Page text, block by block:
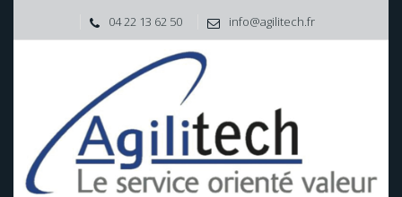
04 22 13 62 50 info@agilitech.fr